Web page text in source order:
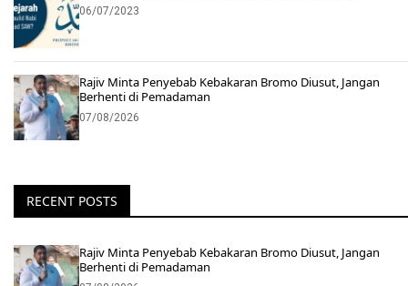
06/07/2023
Rajiv Minta Penyebab Kebakaran Bromo Diusut, Jangan
Berhenti di Pemadaman
07/08/2026
RECENT POSTS
Rajiv Minta Penyebab Kebakaran Bromo Diusut, Jangan
Berhenti di Pemadaman